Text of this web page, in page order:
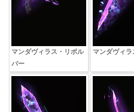
マンダヴィラス・リボル
バー
マンダヴィ